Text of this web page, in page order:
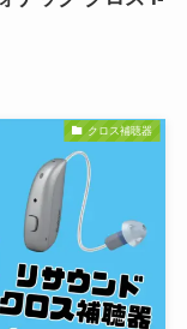
クロス補聴器